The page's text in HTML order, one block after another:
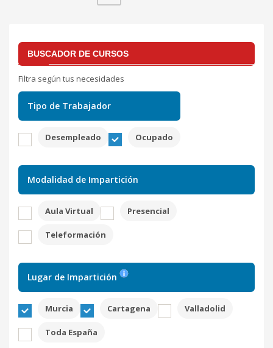
BUSCADOR DE CURSOS
Filtra según tus necesidades
Tipo de Trabajador
Desempleado Ocupado
Modalidad de Impartición
Aula Virtual Presencial
Teleformación
Lugar de Impartición
Murcia Cartagena Valladolid
Toda España